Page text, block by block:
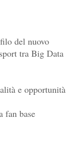
del nuovo
tra Big Data
e opportunità
fan base